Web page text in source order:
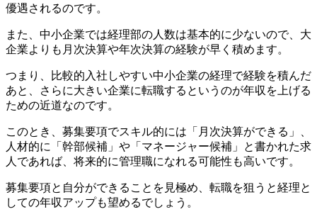
優遇されるのです。
また、中小企業では経理部の人数は基本的に少ないので、大
企業よりも月次決算や年次決算の経験が早く積めます。
つまり、比較的入社しやすい中小企業の経理で経験を積んだ
あと、さらに大きい企業に転職するというのが年収を上げる
ための近道なのです。
このとき、募集要項でスキル的には「月次決算ができる」、
人材的に「幹部候補」や「マネージャー候補」と書かれた求
人であれば、将来的に管理職になれる可能性も高いです。
募集要項と自分ができることを見極め、転職を狙うと経理と
しての年収アップも望めるでしょう。